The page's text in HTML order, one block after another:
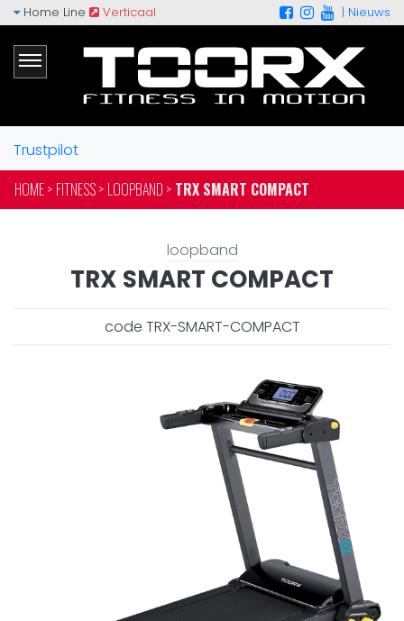
Home Line Verticaal | Nieuws
Trustpilot
HOME > FITNESS > LOOPBAND > TRX SMART COMPACT
loopband
TRX SMART COMPACT
code TRX-SMART-COMPACT